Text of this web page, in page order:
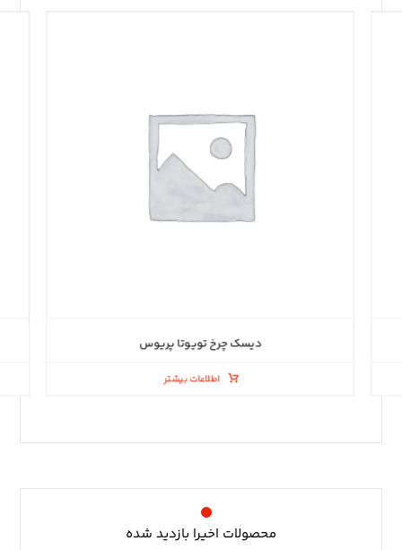
دیسک چرخ تویوتا پریوس
اطلاعات بیشتر
محصولات اخیرا بازدید شده